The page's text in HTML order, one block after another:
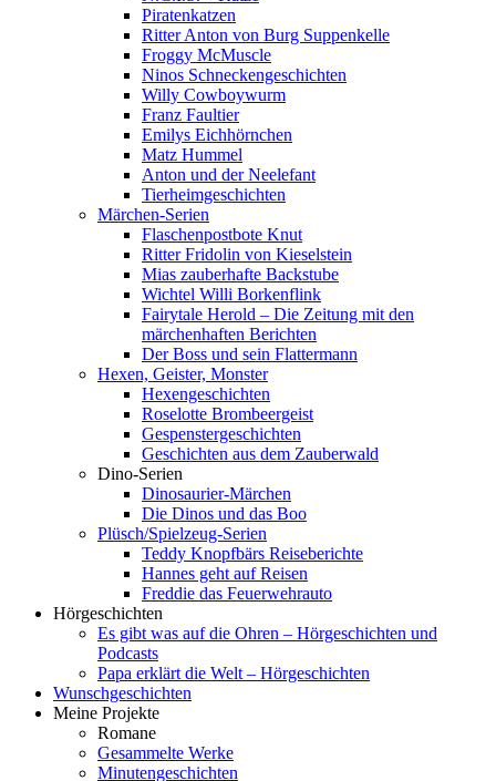
Piratenkatzen
Ritter Anton von Burg Suppenkelle
Froggy McMuscle
Ninos Schneckengeschichten
Willy Cowboywurm
Franz Faultier
Emilys Eichhörnchen
Matz Hummel
Anton und der Neelefant
Tierheimgeschichten
Märchen-Serien
Flaschenpostbote Knut
Ritter Fridolin von Kieselstein
Mias zauberhafte Backstube
Wichtel Willi Borkenflink
Fairytale Herold – Die Zeitung mit den
märchenhaften Berichten
Der Boss und sein Flattermann
Hexen, Geister, Monster
Hexengeschichten
Roselotte Brombeergeist
Gespenstergeschichten
Geschichten aus dem Zauberwald
Dino-Serien
Dinosaurier-Märchen
Die Dinos und das Boo
Plüsch/Spielzeug-Serien
Teddy Knopfbärs Reiseberichte
Hannes geht auf Reisen
Freddie das Feuerwehrauto
Hörgeschichten
Es gibt was auf die Ohren – Hörgeschichten und
Podcasts
Papa erklärt die Welt – Hörgeschichten
Wunschgeschichten
Meine Projekte
Romane
Gesammelte Werke
Minutengeschichten